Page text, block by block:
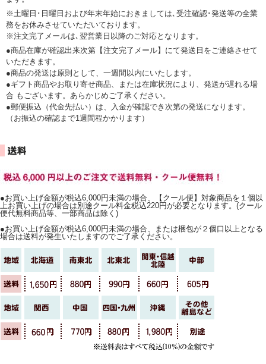
※土曜日･日曜日および年末年始におきましては､受注確認･発送等の全業
務をお休みさせていただいております。
※注文完了メールは､翌営業日以降のご対応となります。
●商品在庫が確認出来次第【注文完了メール】にて発送日をご連絡させて
いただきます。
●商品の発送は原則として、一週間以内にいたします。
●ギフト商品やお取り寄せ商品、または在庫状況により、発送が遅れる場
合 もございます。あらかじめご了承ください。
●郵便振込（代金先払い）は、入金が確認でき次第の発送になります。
（お振込の確認まで1週間程かかります）
●お買い上げ金額が税込6,000円未満の場合、【クール便】対象商品を１個以
上お買い上げの場合は別途クール料金税込220円が必要となります。(クール
便代無料商品等、一部商品は除く)
●お買い上げ金額が税込6,000円未満の場合、または梱包が２個口以上となる
場合は送料が発生いたしますのでご了承ください。